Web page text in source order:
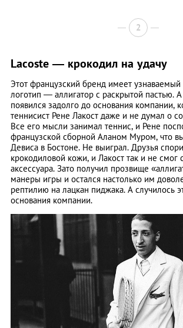
2
Lacoste — крокодил на удачу
Этот французский бренд имеет
логотип — аллигатор с раскрытой пастью.
появился задолго до основания компании,
теннисист Рене Лакост даже и не думал о
Все его мысли занимал теннис, и Рене
французской сборной Аланом Муром, что
Девиса в Бостоне. Не выиграл. Друзья
крокодиловой кожи, и Лакост так и не смог
аксессуара. Зато получил прозвище
манеры игры и остался настолько им
рептилию на лацкан пиджака. А случилось
основания компании.